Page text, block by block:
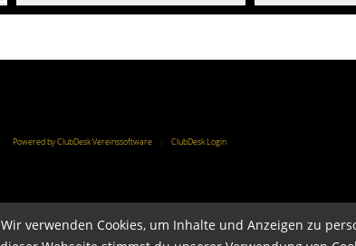
verwenden Cookies, um Inhalte und Anzeigen zu
Powered by ClubDesk Vereinssoftware| ClubDesk Login